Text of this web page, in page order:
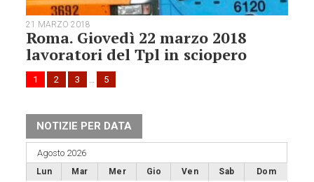
21 MARZO 2018
Roma. Giovedì 22 marzo 2018
lavoratori del Tpl in sciopero
1 2 3 … 5
NOTIZIE PER DATA
Agosto 2026
Lun Mar Mer Gio Ven Sab Dom